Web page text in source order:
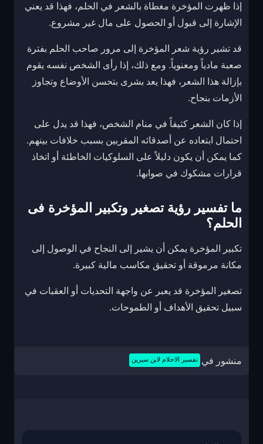
إذا ظهرت المؤخرة مغطاة بالشعر في الحلم، فهذا قد يعني
الإشارة إلى قبول أو الحصول على مال غير مشروع.
قد تشير رؤية شعر المؤخرة إلى مرور صاحب الحلم بفترة
صعبة مادياً ومعنوياً. ومع ذلك، إذا رأى الشخص نفسه يقوم
بإزالة هذا الشعر، فهذا يعد بشرى بتحسن الأوضاع وتجاوز
الأزمات بنجاح.
إذا كان الشعر كثيفاً في منام الشخص، فهذا قد يدل على
احتمال ابتعاده عن أصدقائه المقربين بسبب خلافات بينهم.
كما يمكن أن يكون دليلاً على السلوكيات الخاطئة أو اتخاذ
قرارات مشكوك في صوابها.
ما تفسير رؤية تصغير وتكبير المؤخرة فى
الحلم؟
تكبير المؤخرة يمكن أن يشير إلى النجاح في الوصول إلى
مكانة مرموقة أو تحقيق مكاسب مالية كبيرة.
تصغير المؤخرة قد يعبر عن واجهة التحديات أو العقبات في
سبيل تحقيق الأهداف أو الطموحات.
منشور في تفسير الاحلام لابن سيرين